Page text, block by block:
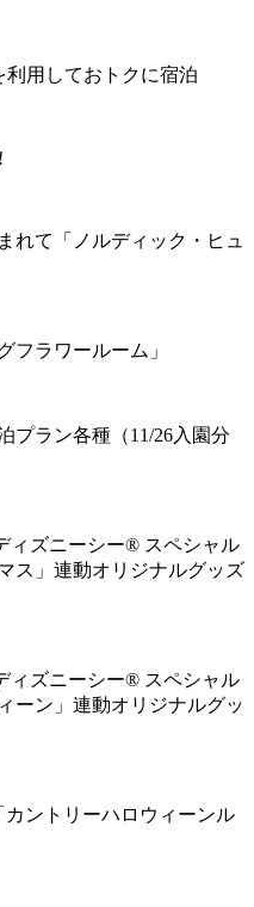
用しておトクに宿泊
れて「ノルディック・ヒュ
フラワールーム」
プラン各種（11/26入園分
ィズニーシー® スペシャル
ス」連動オリジナルグッズ
ィズニーシー® スペシャル
ーン」連動オリジナルグッ
ントリーハロウィーンル